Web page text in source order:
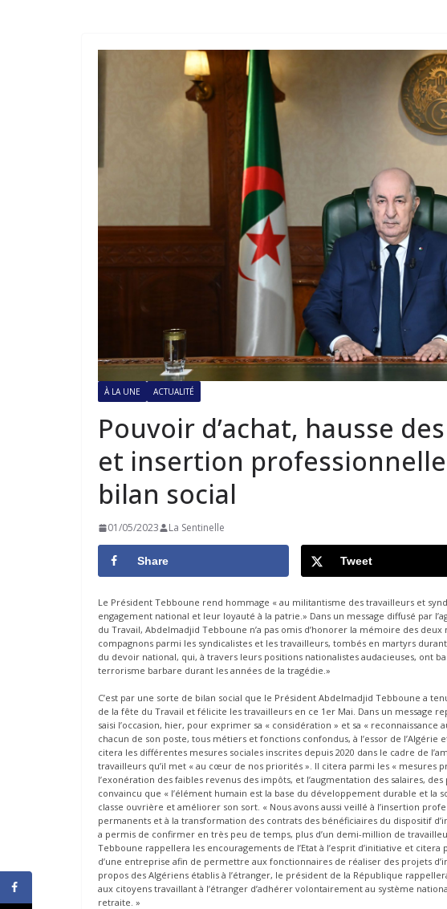
À LA UNE ACTUALITÉ
Pouvoir d’achat, hausse
et insertion
bilan social
01/05/2023 La Sentinelle
Share Tweet
Le Président Tebboune rend hommage « au militantisme des travailleurs et
engagement national et leur loyauté à la patrie.» Dans un message diffusé par
du Travail, Abdelmadjid Tebboune n’a pas omis d’honorer la mémoire des
compagnons parmi les syndicalistes et les travailleurs, tombés en martyrs
du devoir national, qui, à travers leurs positions nationalistes audacieuses, ont
terrorisme barbare durant les années de la tragédie.»
C’est par une sorte de bilan social que le Président Abdelmadjid Tebboune a
de la fête du Travail et félicite les travailleurs en ce 1er Mai. Dans un message
saisi l’occasion, hier, pour exprimer sa « considération » et sa «
chacun de son poste, tous métiers et fonctions confondus, à l’essor de
citera les différentes mesures sociales inscrites depuis 2020 dans le cadre de
travailleurs qu’il met « au cœur de nos priorités ». Il citera parmi les « mesures
l’exonération des faibles revenus des impôts, et l’augmentation des salaires,
convaincu que « l’élément humain est la base du développement durable et la
classe ouvrière et améliorer son sort. « Nous avons aussi veillé à l’insertion
permanents et à la transformation des contrats des bénéficiaires du dispositif
a permis de confirmer en très peu de temps, plus d’un demi-million de
Tebboune rappellera les encouragements de l’Etat à l’esprit d’initiative et
d’une entreprise afin de permettre aux fonctionnaires de réaliser des projets
propos des Algériens établis à l’étranger, le président de la République
aux citoyens travaillant à l’étranger d’adhérer volontairement au système
retraite. »